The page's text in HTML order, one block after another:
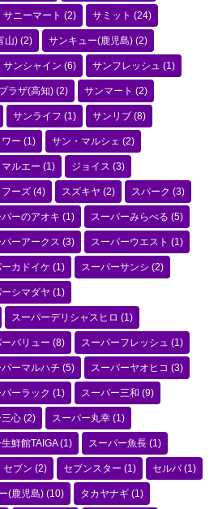
サニーマート (2) サミット (24)
山) (2) サンキュー(鹿児島) (2)
サンシャイン (6) サンフレッシュ (1)
ラザ(高知) (2) サンマート (2)
サンライフ (1) サンリブ (8)
ー (1) サン・マルシェ (2)
ルエー (1) ジョイス (3)
ーズ (4) スズキヤ (2) スパーク (3)
パーのアオキ (1) スーパーみらべる (5)
パーアークス (3) スーパーウエスト (1)
カドイケ (1) スーパーサンシ (2)
シマダヤ (1)
スーパーデリシャスヒロ (1)
バリュー (8) スーパーフレッシュ (1)
パーマルハチ (5) スーパーヤオヒコ (3)
ーラック (1) スーパー三和 (9)
心 (2) スーパー丸幸 (1)
鮮館TAIGA(1) スーパー魚長 (1)
セブン (2) セブンスター (1) セルバ(1)
(鹿児島) (10) タカヤナギ (1)